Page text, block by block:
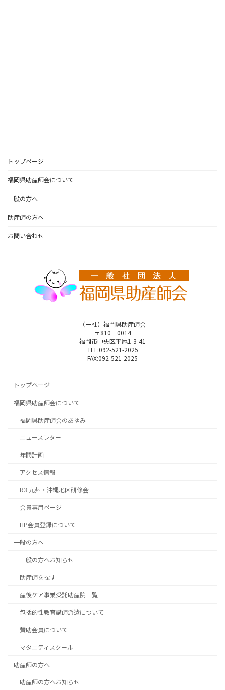
トップページ
福岡県助産師会について
一般の方へ
助産師の方へ
お問い合わせ
（一社）福岡県助産師会
〒810－0014
福岡市中央区平尾1-3-41
TEL:092-521-2025
FAX:092-521-2025
トップページ
福岡県助産師会について
福岡県助産師会のあゆみ
ニュースレター
年間計画
アクセス情報
R3 九州・沖縄地区研修会
会員専用ページ
HP会員登録について
一般の方へ
一般の方へお知らせ
助産師を探す
産後ケア事業受託助産院一覧
包括的性教育講師派遣について
賛助会員について
マタニティスクール
助産師の方へ
助産師の方へお知らせ